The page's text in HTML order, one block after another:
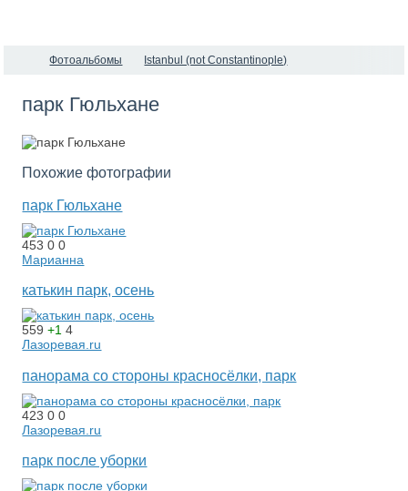
Фотоальбомы Istanbul (not Constantinople)
парк Гюльхане
Похожие фотографии
парк Гюльхане
45300
Марианна
катькин парк, осень
559+14
Лазоревая.ru
панорама со стороны красносёлки, парк
42300
Лазоревая.ru
парк после уборки